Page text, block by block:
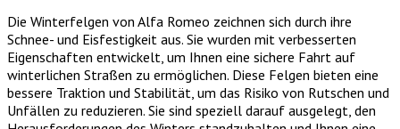
Die Winterfelgen von Alfa Romeo zeichnen sich durch ihre
Schnee- und Eisfestigkeit aus. Sie wurden mit verbesserten
Eigenschaften entwickelt, um Ihnen eine sichere Fahrt auf
winterlichen Straßen zu ermöglichen. Diese Felgen bieten eine
bessere Traktion und Stabilität, um das Risiko von Rutschen und
Unfällen zu reduzieren. Sie sind speziell darauf ausgelegt, den